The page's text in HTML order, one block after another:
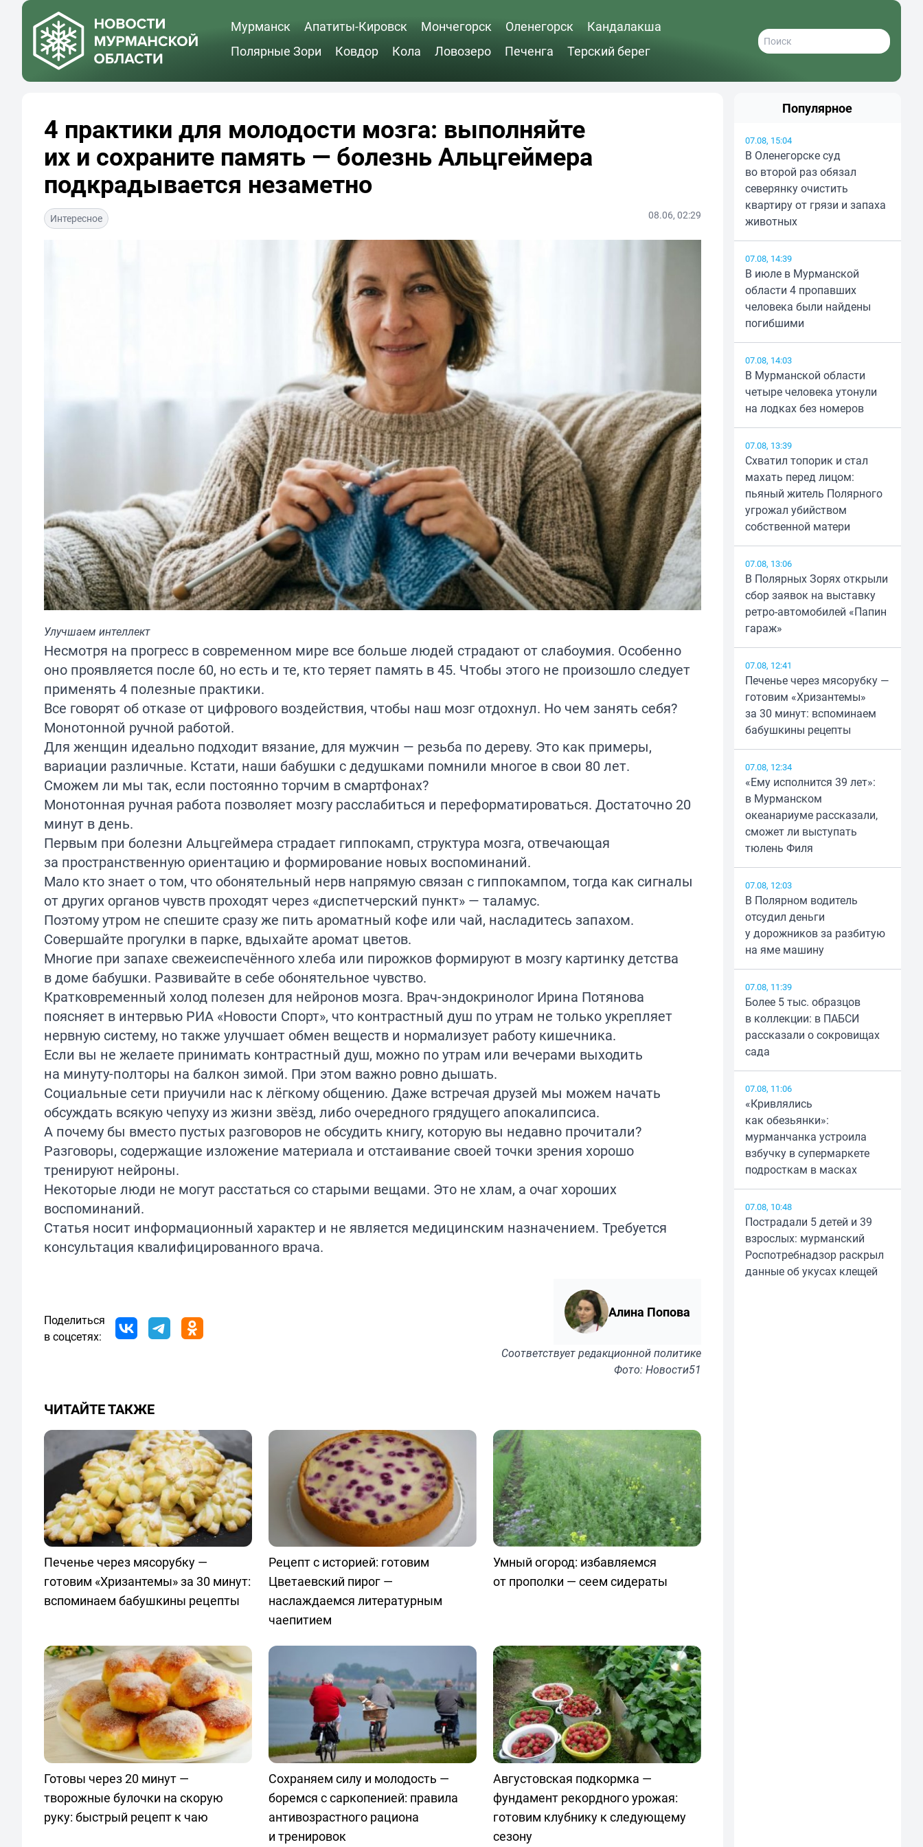
Мурманск Апатиты-Кировск Мончегорск Оленегорск
Кандалакша
Полярные Зори
Ковдор Кола Ловозеро Печенга Терский берег
4 практики для молодости мозга: выполняйте
их и сохраните память — болезнь Альцгеймера
подкрадывается незаметно
Интересное 08.06, 02:29
Улучшаем интеллект
Несмотря на прогресс в современном мире все больше людей страдают от слабоумия. Особенно
оно проявляется после 60, но есть и те, кто теряет память в 45. Чтобы этого не произошло следует
применять 4 полезные практики.
Все говорят об отказе от цифрового воздействия, чтобы наш мозг отдохнул. Но чем занять себя?
Монотонной ручной работой.
Для женщин идеально подходит вязание, для мужчин — резьба по дереву. Это как примеры,
вариации различные. Кстати, наши бабушки с дедушками помнили многое в свои 80 лет.
Сможем ли мы так, если постоянно торчим в смартфонах?
Монотонная ручная работа позволяет мозгу расслабиться и переформатироваться. Достаточно 20
минут в день.
Первым при болезни Альцгеймера страдает гиппокамп, структура мозга, отвечающая
за пространственную ориентацию и формирование новых воспоминаний.
Мало кто знает о том, что обонятельный нерв напрямую связан с гиппокампом, тогда как сигналы
от других органов чувств проходят через «диспетчерский пункт» — таламус.
Поэтому утром не спешите сразу же пить ароматный кофе или чай, насладитесь запахом.
Совершайте прогулки в парке, вдыхайте аромат цветов.
Многие при запахе свежеиспечённого хлеба или пирожков формируют в мозгу картинку детства
в доме бабушки. Развивайте в себе обонятельное чувство.
Кратковременный холод полезен для нейронов мозга. Врач-эндокринолог Ирина Потянова
поясняет в интервью РИА «Новости Спорт», что контрастный душ по утрам не только укрепляет
нервную систему, но также улучшает обмен веществ и нормализует работу кишечника.
Если вы не желаете принимать контрастный душ, можно по утрам или вечерами выходить
на минуту-полторы на балкон зимой. При этом важно ровно дышать.
Социальные сети приучили нас к лёгкому общению. Даже встречая друзей мы можем начать
обсуждать всякую чепуху из жизни звёзд, либо очередного грядущего апокалипсиса.
А почему бы вместо пустых разговоров не обсудить книгу, которую вы недавно прочитали?
Разговоры, содержащие изложение материала и отстаивание своей точки зрения хорошо
тренируют нейроны.
Некоторые люди не могут расстаться со старыми вещами. Это не хлам, а очаг хороших
воспоминаний.
Статья носит информационный характер и не является медицинским назначением. Требуется
консультация квалифицированного врача.
Поделиться
в соцсетях:
Алина Попова
Соответствуетредакционной политике
Фото: Новости51
ЧИТАЙТЕ ТАКЖЕ
Печенье через мясорубку —
готовим «Хризантемы» за 30 минут:
вспоминаем бабушкины рецепты
Рецепт с историей: готовим
Цветаевский пирог —
наслаждаемся литературным
чаепитием
Умный огород: избавляемся
от прополки — сеем сидераты
Готовы через 20 минут —
творожные булочки на скорую
руку: быстрый рецепт к чаю
Сохраняем силу и молодость —
боремся с саркопенией: правила
антивозрастного рациона
и тренировок
Августовская подкормка —
фундамент рекордного урожая:
готовим клубнику к следующему
сезону
Популярное
07.08, 15:04
В Оленегорске суд
во второй раз обязал
северянку очистить
квартиру от грязи и запаха
животных
07.08, 14:39
В июле в Мурманской
области 4 пропавших
человека были найдены
погибшими
07.08, 14:03
В Мурманской области
четыре человека утонули
на лодках без номеров
07.08, 13:39
Схватил топорик и стал
махать перед лицом:
пьяный житель Полярного
угрожал убийством
собственной матери
07.08, 13:06
В Полярных Зорях открыли
сбор заявок на выставку
ретро-автомобилей «Папин
гараж»
07.08, 12:41
Печенье через мясорубку —
готовим «Хризантемы»
за 30 минут: вспоминаем
бабушкины рецепты
07.08, 12:34
«Ему исполнится 39 лет»:
в Мурманском
океанариуме рассказали,
сможет ли выступать
тюлень Филя
07.08, 12:03
В Полярном водитель
отсудил деньги
у дорожников за разбитую
на яме машину
07.08, 11:39
Более 5 тыс. образцов
в коллекции: в ПАБСИ
рассказали о сокровищах
сада
07.08, 11:06
«Кривлялись
как обезьянки»:
мурманчанка устроила
взбучку в супермаркете
подросткам в масках
07.08, 10:48
Пострадали 5 детей и 39
взрослых: мурманский
Роспотребнадзор раскрыл
данные об укусах клещей